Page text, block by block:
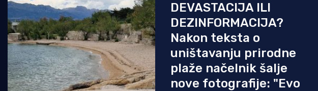
DEVASTACIJA ILI
DEZINFORMACIJA?
Nakon teksta o
uništavanju prirodne
plaže načelnik šalje
nove fotografije: "Evo